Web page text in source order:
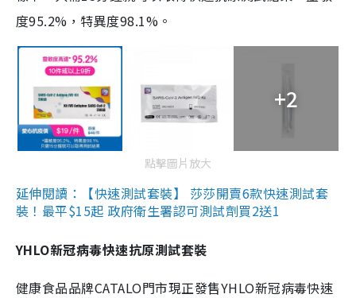
度95.2%，特異度98.1%。
+2
點擊圖片放大
延伸閱讀：【快速測試套裝】 莎莎開賣6款快速測試套
裝！最平$15起 政府衛生署認可測試劑買2送1
YHLO新冠病毒快速抗原測試套裝
健康食品品牌CATALO門市現正發售YHLO新冠病毒快速